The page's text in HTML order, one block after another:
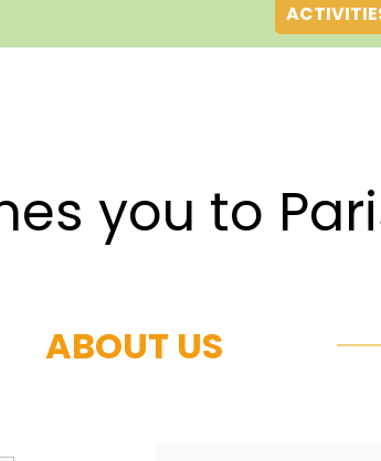
you to
ABOUT US